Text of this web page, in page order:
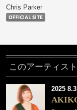
Chris Parker
このアーティス
2025